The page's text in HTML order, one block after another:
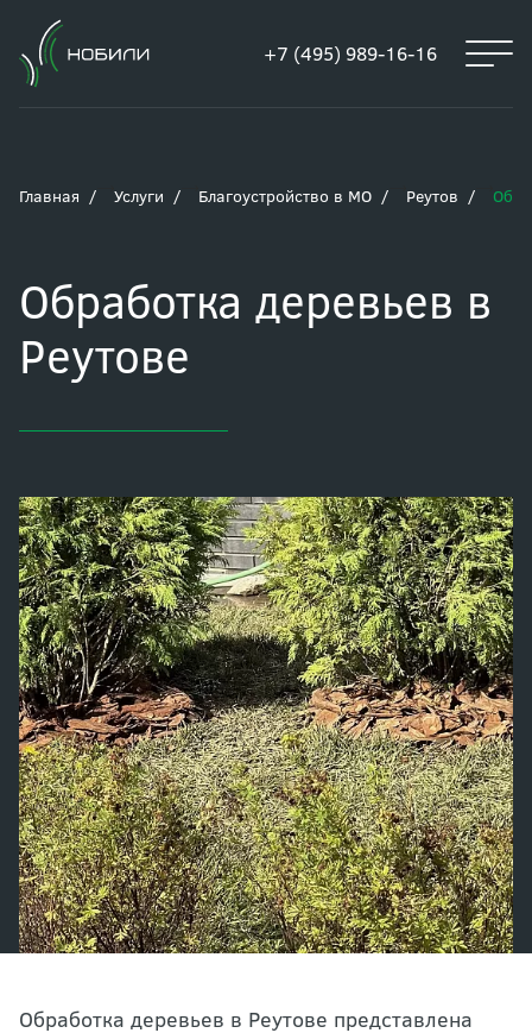
+7 (495) 989-16-16
Главная Услуги Благоустройство в МО Реутов
Обработка деревьев в
Реутове
Обработка деревьев в Реутове представлена